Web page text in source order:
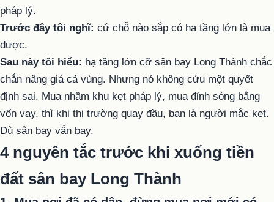
pháp lý.
Trước đây tôi nghĩ: cứ chỗ nào sắp có hạ tầng lớn là mua
được.
Sau này tôi hiểu: hạ tầng lớn cỡ sân bay Long Thành chắc
chắn nâng giá cả vùng. Nhưng nó không cứu một quyết
định sai. Mua nhầm khu kẹt pháp lý, mua đỉnh sóng bằng
vốn vay, thì khi thị trường quay đầu, bạn là người mắc kẹt.
Dù sân bay vẫn bay.
4 nguyên tắc trước khi xuống tiền
đất sân bay Long Thành